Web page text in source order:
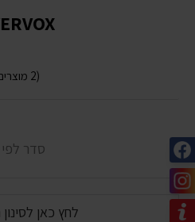
(2 מוצרים)
סדר לפי
לחץ כאן